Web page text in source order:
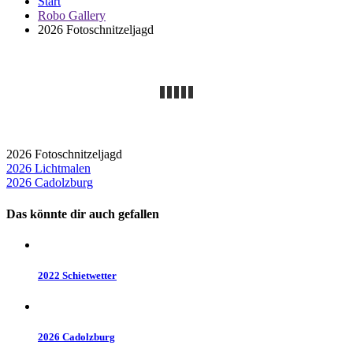
Robo Gallery
2026 Fotoschnitzeljagd
2026 Fotoschnitzeljagd
Beitragsnavigation
2026 Lichtmalen
2026 Cadolzburg
Das könnte dir auch gefallen
2022 Schietwetter
2026 Cadolzburg